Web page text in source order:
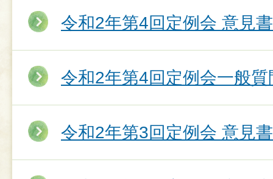
令和2年第4回定例会 意見
令和2年第4回定例会一般質
令和2年第3回定例会 意見